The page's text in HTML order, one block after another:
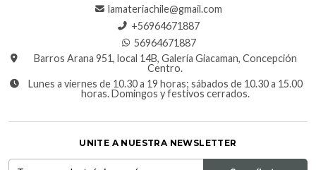
lamateriachile@gmail.com
+56964671887
56964671887
Barros Arana 951, local 14B, Galería Giacaman, Concepción
Centro.
Lunes a viernes de 10.30 a 19 horas; sábados de 10.30 a 15.00
horas. Domingos y festivos cerrados.
UNITE A NUESTRA NEWSLETTER